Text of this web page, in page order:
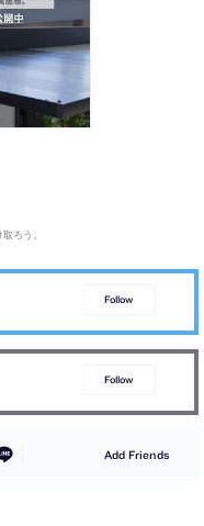
ろう。
Follow
Follow
Add Friends